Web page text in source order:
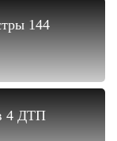
144
4 ДТП